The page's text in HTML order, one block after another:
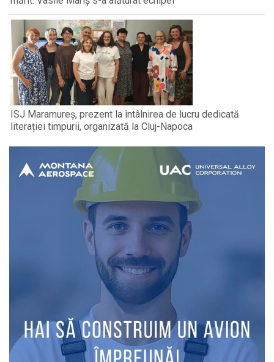
ISJ Maramureș, prezent la întâlnirea de lucru dedicată
literației timpurii, organizată la Cluj-Napoca